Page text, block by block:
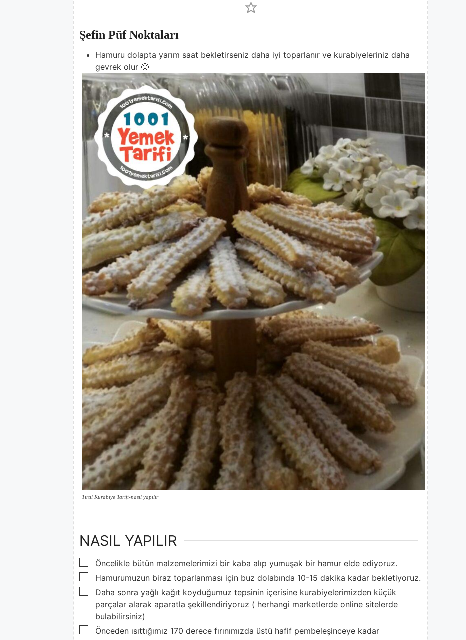
Şefin Püf Noktaları
Hamuru dolapta yarım saat bekletirseniz daha iyi toparlanır ve kurabiyeleriniz daha
gevrek olur 🙂
Tırtıl Kurabiye Tarifi-nasıl yapılır
NASIL YAPILIR
▢
Öncelikle bütün malzemelerimizi bir kaba alıp yumuşak bir hamur elde ediyoruz.
▢
Hamurumuzun biraz toparlanması için buz dolabında 10-15 dakika kadar bekletiyoruz.
▢
Daha sonra yağlı kağıt koyduğumuz tepsinin içerisine kurabiyelerimizden küçük
parçalar alarak aparatla şekillendiriyoruz ( herhangi marketlerde online sitelerde
bulabilirsiniz)
▢
Önceden ısıttığımız 170 derece fırınımızda üstü hafif pembeleşinceye kadar